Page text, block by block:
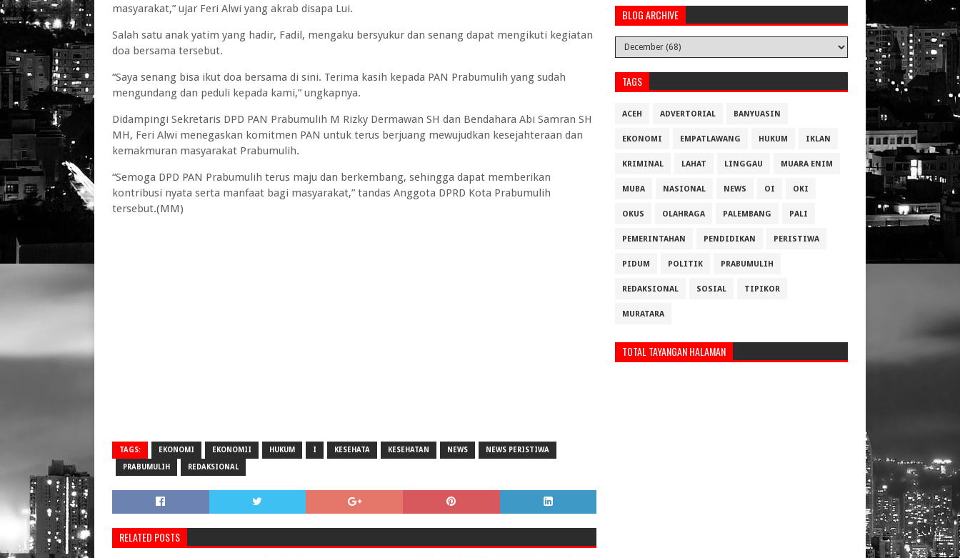
masyarakat,” ujar Feri Alwi yang akrab disapa Lui.
Salah satu anak yatim yang hadir, Fadil, mengaku bersyukur dan senang dapat mengikuti kegiatan
doa bersama tersebut.
“Saya senang bisa ikut doa bersama di sini. Terima kasih kepada PAN Prabumulih yang sudah
mengundang dan peduli kepada kami,” ungkapnya.
Didampingi Sekretaris DPD PAN Prabumulih M Rizky Dermawan SH dan Bendahara Abi Samran SH
MH, Feri Alwi menegaskan komitmen PAN untuk terus berjuang mewujudkan kesejahteraan dan
kemakmuran masyarakat Prabumulih.
“Semoga DPD PAN Prabumulih terus maju dan berkembang, sehingga dapat memberikan
kontribusi nyata serta manfaat bagi masyarakat,” tandas Anggota DPRD Kota Prabumulih
tersebut.(MM)
TAGS: EKONOMI EKONOMII HUKUM I KESEHATA KESEHATAN NEWS NEWS PERISTIWA
PRABUMULIH REDAKSIONAL
RELATED POSTS
BLOG ARCHIVE
TAGS
ACEH ADVERTORIAL BANYUASIN
EKONOMI EMPATLAWANG HUKUM IKLAN
KRIMINAL LAHAT LINGGAU MUARA ENIM
MUBA NASIONAL NEWS OI OKI
OKUS OLAHRAGA PALEMBANG PALI
PEMERINTAHAN PENDIDIKAN PERISTIWA
PIDUM POLITIK PRABUMULIH
REDAKSIONAL SOSIAL TIPIKOR
MURATARA
TOTAL TAYANGAN HALAMAN